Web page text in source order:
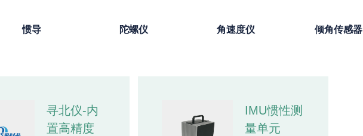
惯导 陀螺仪 角速度仪 倾角传感器
寻北仪-内
置高精度
IMU惯性测
量单元